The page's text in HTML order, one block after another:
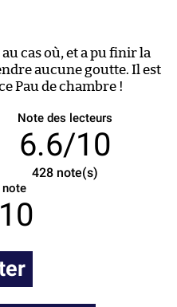
au cas où, et a pu finir la
aucune goutte. Il est
Pau de chambre !
Note des lecteurs
6.6/10
428note(s)